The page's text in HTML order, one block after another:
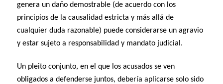
genera un daño demostrable (de acuerdo con los
principios de la causalidad estricta y más allá de
cualquier duda razonable) puede considerarse un agravio
y estar sujeto a responsabilidad y mandato judicial.
Un pleito conjunto, en el que los acusados se ven
obligados a defenderse juntos, debería aplicarse solo sido